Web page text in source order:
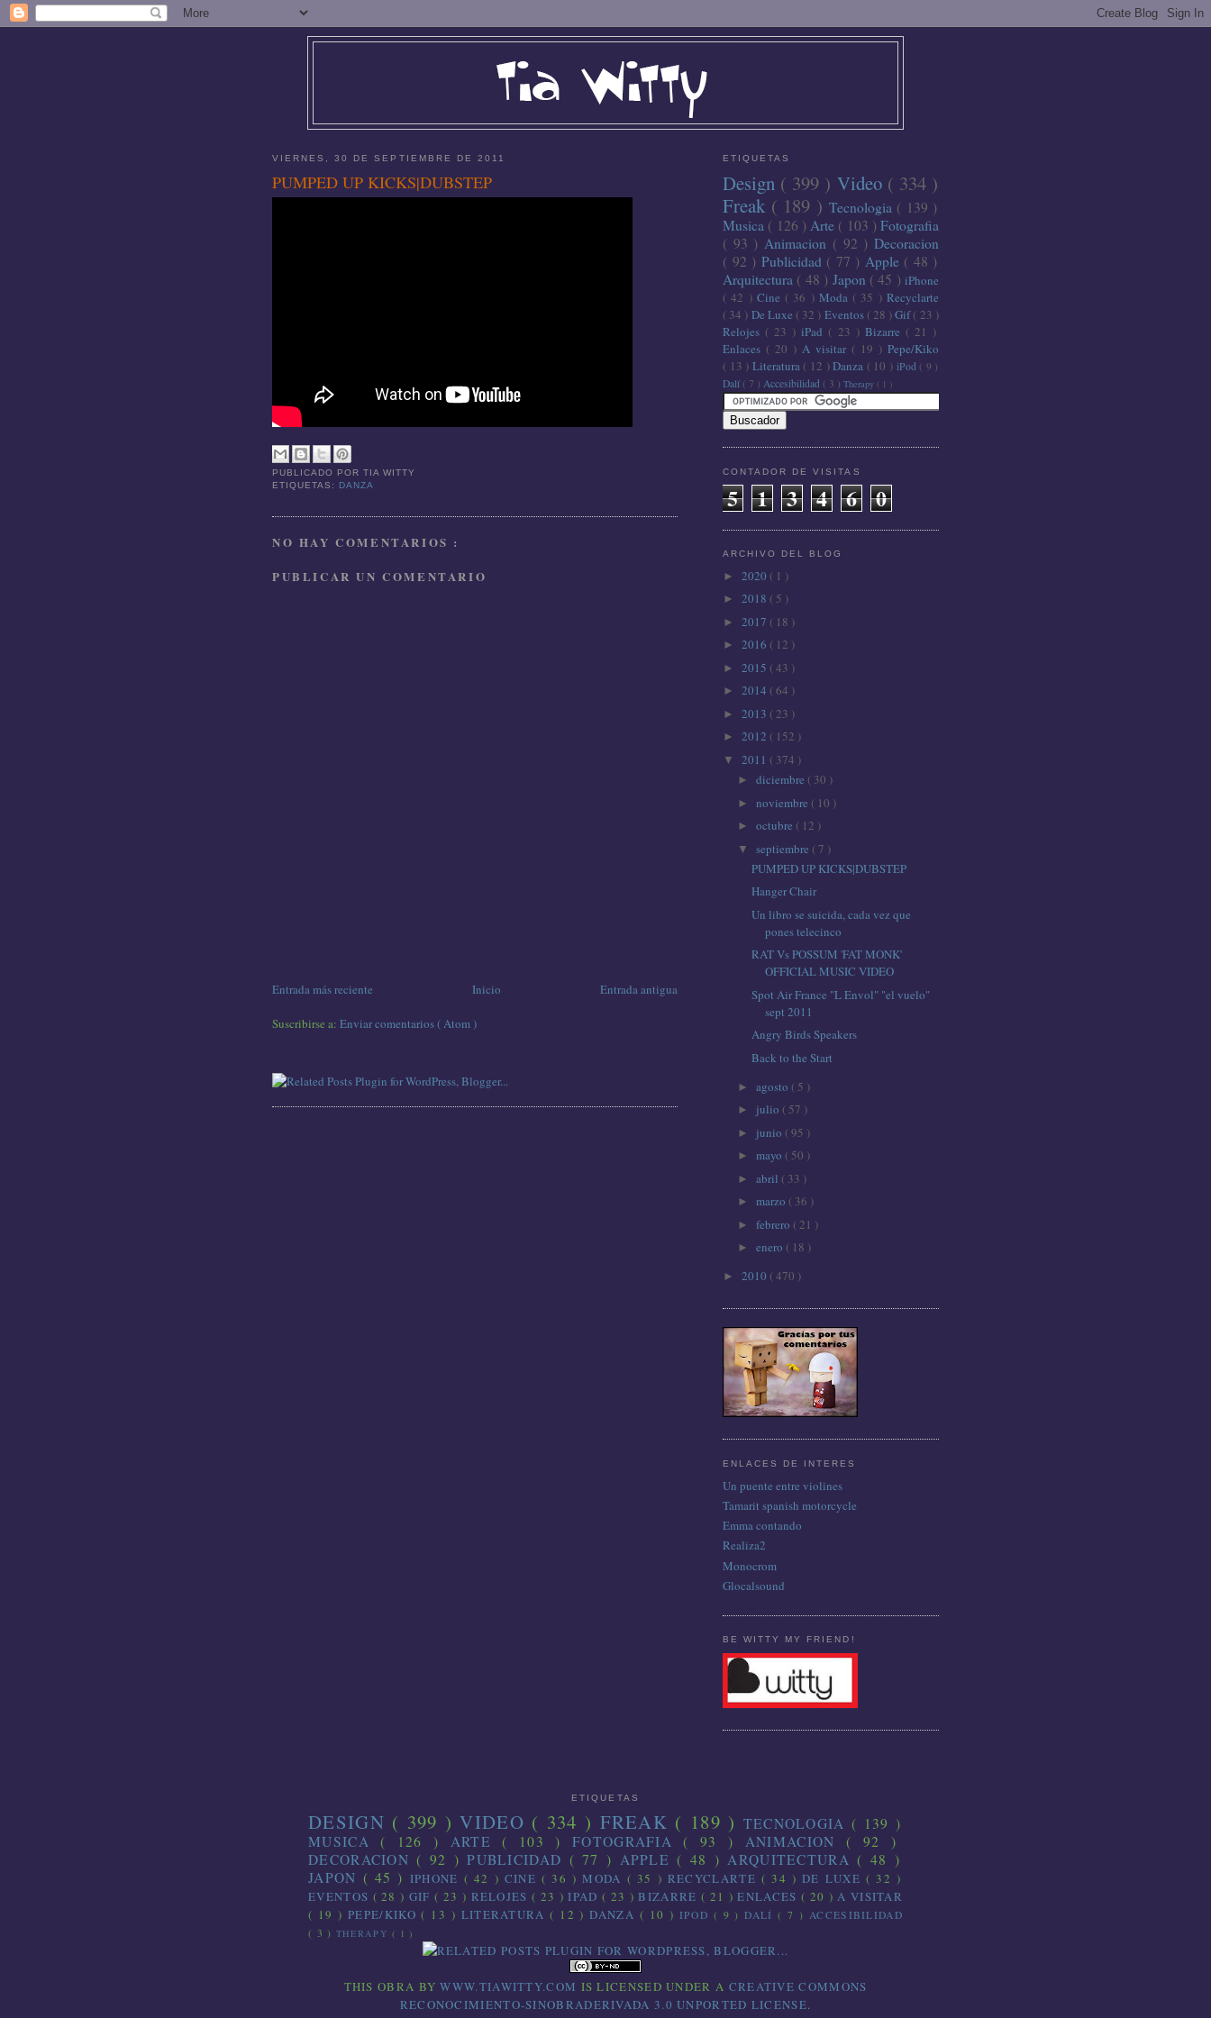
VIERNES, 30 DE SEPTIEMBRE DE 2011
PUMPED UP KICKS|DUBSTEP
PUBLICADO PORTIA WITTY
ETIQUETAS: DANZA
NO HAY COMENTARIOS :
PUBLICAR UN COMENTARIO
Entrada más reciente Entrada antigua
Inicio
Suscribirse a: Enviar comentarios ( Atom )
ETIQUETAS
Design ( 399 ) Video ( 334 )
Freak ( 189 ) Tecnologia ( 139 )
Musica ( 126 ) Arte ( 103 ) Fotografia
( 93 ) Animacion ( 92 )Decoracion
( 92 ) Publicidad ( 77 ) Apple ( 48 )
Arquitectura ( 48 ) Japon ( 45 ) iPhone
( 42 ) Cine ( 36 ) Moda ( 35 )Recyclarte
( 34 ) De Luxe ( 32 ) Eventos ( 28 )Gif( 23 )
Relojes ( 23 ) iPad ( 23 ) Bizarre ( 21 )
Enlaces ( 20 ) A visitar ( 19 ) Pepe/Kiko
( 13 ) Literatura ( 12 )Danza ( 10 ) iPod ( 9 )
Dalí ( 7 ) Accesibilidad ( 3 ) Therapy ( 1 )
CONTADOR DE VISITAS
5 1 3 4 6 0
ARCHIVO DEL BLOG
► 2020 ( 1 )
► 2018 ( 5 )
► 2017 ( 18 )
► 2016 ( 12 )
► 2015 ( 43 )
► 2014 ( 64 )
► 2013 ( 23 )
► 2012 ( 152 )
▼ 2011 ( 374 )
► diciembre ( 30 )
► noviembre ( 10 )
► octubre ( 12 )
▼ septiembre ( 7 )
PUMPED UP KICKS|DUBSTEP
Hanger Chair
Un libro se suicida, cada vez que
pones telecinco
RAT Vs POSSUM 'FAT MONK'
OFFICIAL MUSIC VIDEO
Spot Air France "L Envol" "el vuelo"
sept 2011
Angry Birds Speakers
Back to the Start
► agosto ( 5 )
► julio ( 57 )
► junio ( 95 )
► mayo ( 50 )
► abril ( 33 )
► marzo ( 36 )
► febrero ( 21 )
► enero ( 18 )
► 2010 ( 470 )
ENLACES DE INTERES
Un puente entre violines
Tamarit spanish motorcycle
Emma contando
Realiza2
Monocrom
Glocalsound
BE WITTY MY FRIEND!
ETIQUETAS
DESIGN ( 399 )VIDEO ( 334 ) FREAK ( 189 ) TECNOLOGIA ( 139 )
MUSICA( 126 ) ARTE( 103 )FOTOGRAFIA( 93 ) ANIMACION ( 92 )
DECORACION( 92 )PUBLICIDAD ( 77 ) APPLE( 48 )ARQUITECTURA( 48 )
JAPON ( 45 ) IPHONE ( 42 ) CINE( 36 )MODA ( 35 ) RECYCLARTE ( 34 )DE LUXE( 32 )
EVENTOS ( 28 ) GIF( 23 ) RELOJES( 23 ) IPAD( 23 ) BIZARRE ( 21 )ENLACES ( 20 )A VISITAR
( 19 )PEPE/KIKO( 13 ) LITERATURA( 12 )DANZA ( 10 ) IPOD ( 9 )DALÍ( 7 )ACCESIBILIDAD
( 3 ) THERAPY( 1 )
THISOBRA BYWWW.TIAWITTY.COM IS LICENSED UNDER A CREATIVE COMMONS
RECONOCIMIENTO-SINOBRADERIVADA 3.0 UNPORTED LICENSE.